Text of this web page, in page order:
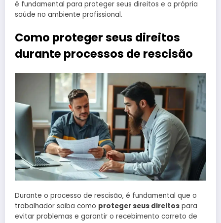
é fundamental para proteger seus direitos e a própria
saúde no ambiente profissional.
Como proteger seus direitos
durante processos de rescisão
Durante o processo de rescisão, é fundamental que o
trabalhador saiba como proteger seus direitos para
evitar problemas e garantir o recebimento correto de